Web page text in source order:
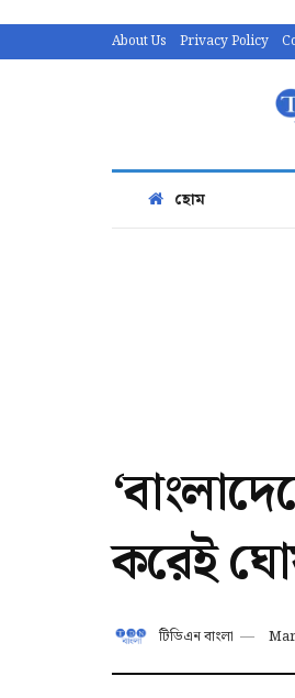
About Us Privacy Policy
হোম
করেই
টিডিএন বাংলা